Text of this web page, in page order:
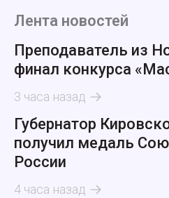
Лента новостей
Преподаватель из
финал конкурса
3 часа назад
Губернатор
получил медаль
России
4 часа назад